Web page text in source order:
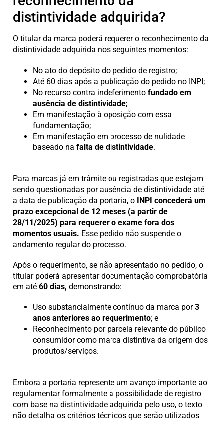
distintividade adquirida?
O titular da marca poderá requerer o reconhecimento da
distintividade adquirida nos seguintes momentos:
No ato do depósito do pedido de registro;
Até 60 dias após a publicação do pedido no INPI;
No recurso contra indeferimento fundado em
ausência de distintividade;
Em manifestação à oposição com essa
fundamentação;
Em manifestação em processo de nulidade
baseado na falta de distintividade.
Para marcas já em trâmite ou registradas que estejam
sendo questionadas por ausência de distintividade até
a data de publicação da portaria, o INPI concederá um
prazo excepcional de 12 meses (a partir de
28/11/2025) para requerer o exame fora dos
momentos usuais. Esse pedido não suspende o
andamento regular do processo.
Após o requerimento, se não apresentado no pedido, o
titular poderá apresentar documentação comprobatória
em até 60 dias, demonstrando:
Uso substancialmente contínuo da marca por3
anos anteriores ao requerimento; e
Reconhecimento por parcela relevante do público
consumidor como marca distintiva da origem dos
produtos/serviços.
Embora a portaria represente um avanço importante ao
regulamentar formalmente a possibilidade de registro
com base na distintividade adquirida pelo uso, o texto
não detalha os critérios técnicos que serão utilizados